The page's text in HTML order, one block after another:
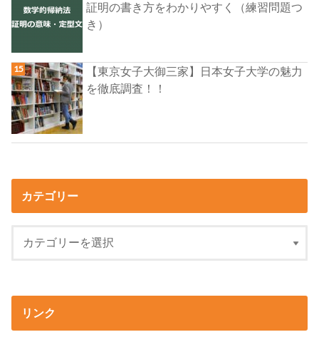
証明の書き方をわかりやすく（練習問題つ
き）
【東京女子大御三家】日本女子大学の魅力
を徹底調査！！
カテゴリー
リンク